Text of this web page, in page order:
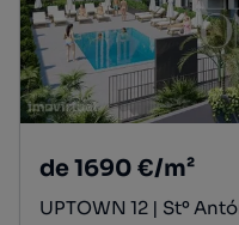
de 1690 €/m²
UPTOWN 12 | Stº